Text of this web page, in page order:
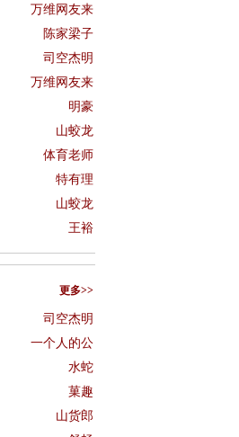
万维网友来
陈家梁子
司空杰明
万维网友来
明豪
山蛟龙
体育老师
特有理
山蛟龙
王裕
更多>>
司空杰明
一个人的公
水蛇
菓趣
山货郎